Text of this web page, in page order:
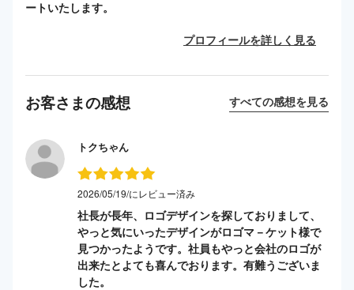
ートいたします。
プロフィールを詳しく見る
お客さまの感想 すべての感想を見る
トクちゃん
2026/05/19/にレビュー済み
社長が長年、ロゴデザインを探しておりまして、
やっと気にいったデザインがロゴマ－ケット様で
見つかったようです。社員もやっと会社のロゴが
出来たとよても喜んでおります。有難うございま
した。